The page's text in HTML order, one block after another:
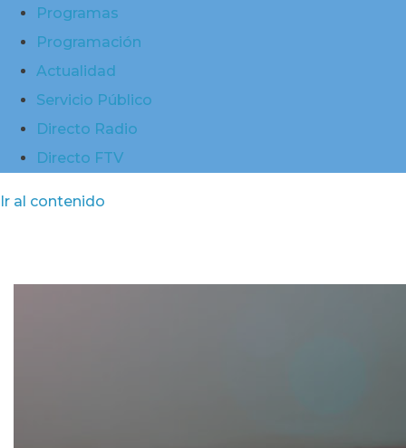
Programas
Programación
Actualidad
Servicio Público
Directo Radio
Directo FTV
Ir al contenido